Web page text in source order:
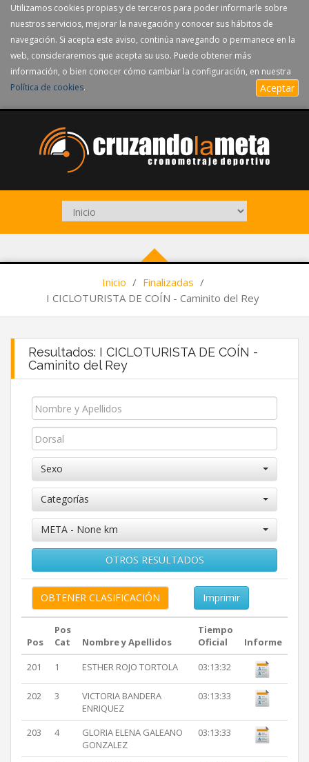
Utilizamos cookies propias y de terceros para poder informarle sobre
nuestros servicios, mejorar la navegación y conocer sus hábitos de
navegación. Si acepta este aviso, continúa navegando o permanece en la
web, consideraremos que acepta su uso. Puede obtener más
información, o bien conocer cómo cambiar la configuración, en nuestra
Política de cookies. Aceptar
Inicio / Finalizadas /
I CICLOTURISTA DE COÍN - Caminito del Rey
Resultados: I CICLOTURISTA DE COÍN -
Caminito del Rey
Sexo
Categorías
META - None km
OTROS RESULTADOS
Imprimir
Pos
Pos
Cat
Nombre y Apellidos
Tiempo
Oficial
Informe
201
1 ESTHER ROJO TORTOLA 03:13:32
202 3
VICTORIA BANDERA
ENRIQUEZ
03:13:33
203 4
GLORIA ELENA GALEANO
GONZALEZ
03:13:33